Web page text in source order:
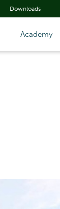
Downloads
Academy